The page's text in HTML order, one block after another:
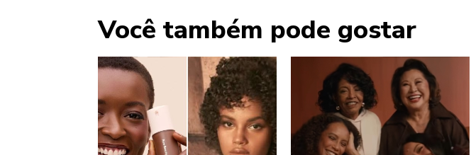
Você também pode gostar